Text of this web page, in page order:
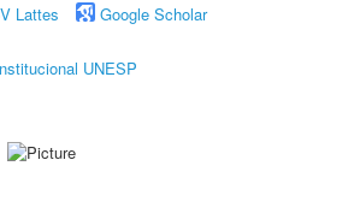
Lattes
Google Scholar
UNESP